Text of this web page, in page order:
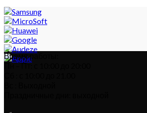
Время работы:
Пн – Пт: с 10:00 до 20:00